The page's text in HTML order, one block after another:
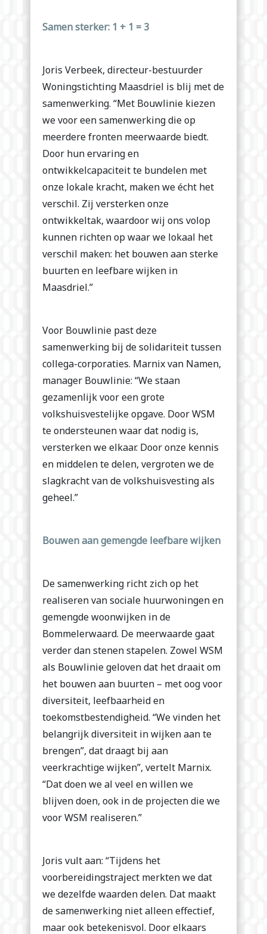
Samen sterker: 1 + 1 = 3
Joris Verbeek, directeur-bestuurder
Woningstichting Maasdriel is blij met de
samenwerking. “Met Bouwlinie kiezen
we voor een samenwerking die op
meerdere fronten meerwaarde biedt.
Door hun ervaring en
ontwikkelcapaciteit te bundelen met
onze lokale kracht, maken we écht het
verschil. Zij versterken onze
ontwikkeltak, waardoor wij ons volop
kunnen richten op waar we lokaal het
verschil maken: het bouwen aan sterke
buurten en leefbare wijken in
Maasdriel.”
Voor Bouwlinie past deze
samenwerking bij de solidariteit tussen
collega-corporaties. Marnix van Namen,
manager Bouwlinie: “We staan
gezamenlijk voor een grote
volkshuisvestelijke opgave. Door WSM
te ondersteunen waar dat nodig is,
versterken we elkaar. Door onze kennis
en middelen te delen, vergroten we de
slagkracht van de volkshuisvesting als
geheel.”
Bouwen aan gemengde leefbare wijken
De samenwerking richt zich op het
realiseren van sociale huurwoningen en
gemengde woonwijken in de
Bommelerwaard. De meerwaarde gaat
verder dan stenen stapelen. Zowel WSM
als Bouwlinie geloven dat het draait om
het bouwen aan buurten – met oog voor
diversiteit, leefbaarheid en
toekomstbestendigheid. “We vinden het
belangrijk diversiteit in wijken aan te
brengen”, dat draagt bij aan
veerkrachtige wijken”, vertelt Marnix.
“Dat doen we al veel en willen we
blijven doen, ook in de projecten die we
voor WSM realiseren.”
Joris vult aan: “Tijdens het
voorbereidingstraject merkten we dat
we dezelfde waarden delen. Dat maakt
de samenwerking niet alleen effectief,
maar ook betekenisvol. Door elkaars